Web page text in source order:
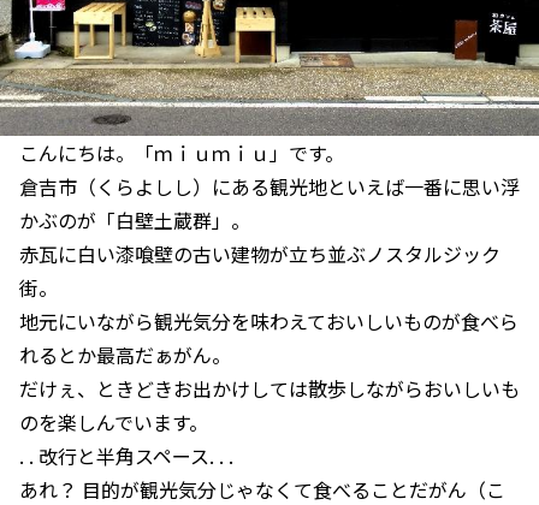
こんにちは。「ｍｉｕｍｉｕ」です。
倉吉市（くらよしし）にある観光地といえば一番に思い浮
かぶのが「白壁土蔵群」。
赤瓦に白い漆喰壁の古い建物が立ち並ぶノスタルジック
街。
地元にいながら観光気分を味わえておいしいものが食べら
れるとか最高だぁがん。
だけぇ、ときどきお出かけしては散歩しながらおいしいも
のを楽しんでいます。
. . 改行と半角スペース. . .
あれ？ 目的が観光気分じゃなくて食べることだがん（こ